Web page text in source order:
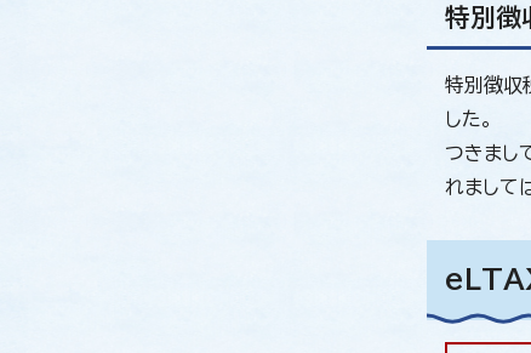
特別徴
特別徴収
した。
つきまし
れまして